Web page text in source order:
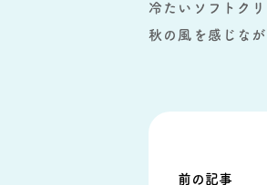
冷たいソフトク
秋の風を感じな
前の記事